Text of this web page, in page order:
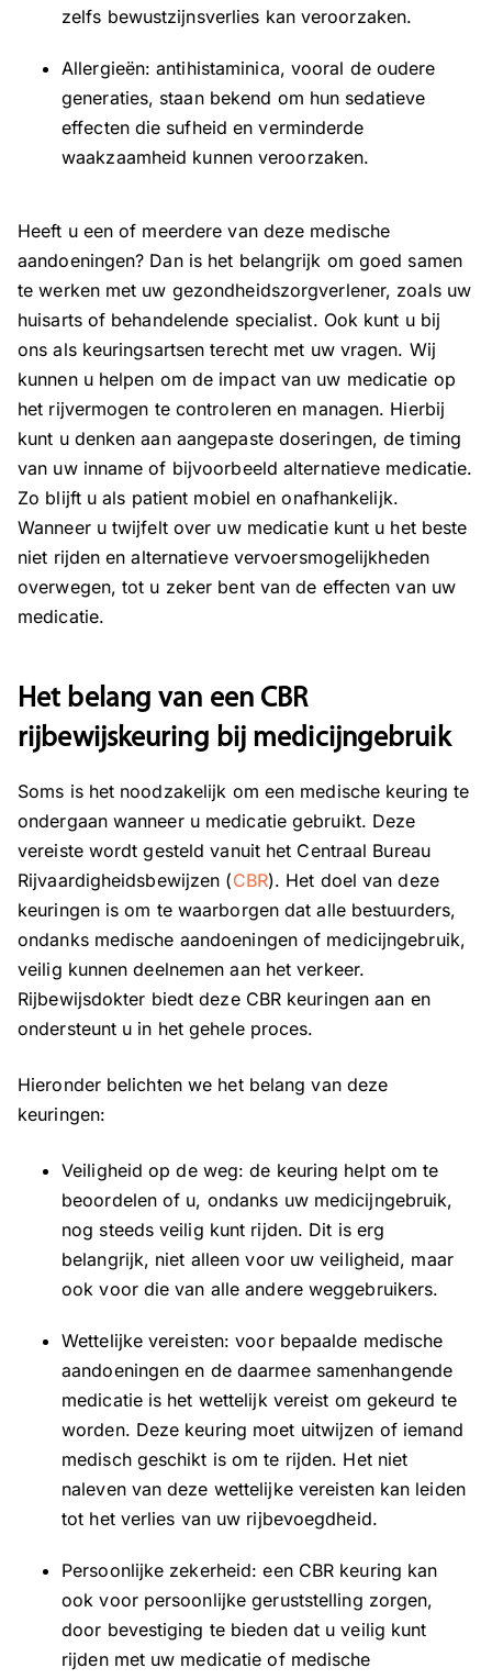
zelfs bewustzijnsverlies kan veroorzaken.
Allergieën: antihistaminica, vooral de oudere
generaties, staan bekend om hun sedatieve
effecten die sufheid en verminderde
waakzaamheid kunnen veroorzaken.
Heeft u een of meerdere van deze medische
aandoeningen? Dan is het belangrijk om goed samen
te werken met uw gezondheidszorgverlener, zoals uw
huisarts of behandelende specialist. Ook kunt u bij
ons als keuringsartsen terecht met uw vragen. Wij
kunnen u helpen om de impact van uw medicatie op
het rijvermogen te controleren en managen. Hierbij
kunt u denken aan aangepaste doseringen, de timing
van uw inname of bijvoorbeeld alternatieve medicatie.
Zo blijft u als patient mobiel en onafhankelijk.
Wanneer u twijfelt over uw medicatie kunt u het beste
niet rijden en alternatieve vervoersmogelijkheden
overwegen, tot u zeker bent van de effecten van uw
medicatie.
Het belang van een CBR
rijbewijskeuring bij medicijngebruik
Soms is het noodzakelijk om een medische keuring te
ondergaan wanneer u medicatie gebruikt. Deze
vereiste wordt gesteld vanuit het Centraal Bureau
Rijvaardigheidsbewijzen (CBR). Het doel van deze
keuringen is om te waarborgen dat alle bestuurders,
ondanks medische aandoeningen of medicijngebruik,
veilig kunnen deelnemen aan het verkeer.
Rijbewijsdokter biedt deze CBR keuringen aan en
ondersteunt u in het gehele proces.
Hieronder belichten we het belang van deze
keuringen:
Veiligheid op de weg: de keuring helpt om te
beoordelen of u, ondanks uw medicijngebruik,
nog steeds veilig kunt rijden. Dit is erg
belangrijk, niet alleen voor uw veiligheid, maar
ook voor die van alle andere weggebruikers.
Wettelijke vereisten: voor bepaalde medische
aandoeningen en de daarmee samenhangende
medicatie is het wettelijk vereist om gekeurd te
worden. Deze keuring moet uitwijzen of iemand
medisch geschikt is om te rijden. Het niet
naleven van deze wettelijke vereisten kan leiden
tot het verlies van uw rijbevoegdheid.
Persoonlijke zekerheid: een CBR keuring kan
ook voor persoonlijke geruststelling zorgen,
door bevestiging te bieden dat u veilig kunt
rijden met uw medicatie of medische